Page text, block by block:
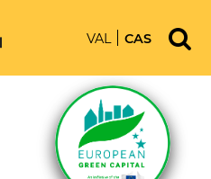
VAL CAS